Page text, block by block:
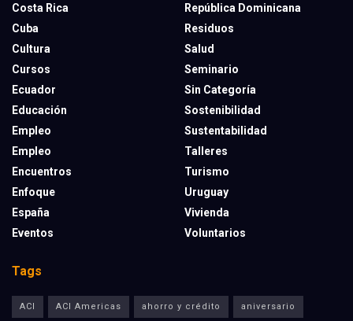
Costa Rica
Cuba
Cultura
Cursos
Ecuador
Educación
Empleo
Empleo
Encuentros
Enfoque
España
Eventos
República Dominicana
Residuos
Salud
Seminario
Sin Categoría
Sostenibilidad
Sustentabilidad
Talleres
Turismo
Uruguay
Vivienda
Voluntarios
Tags
ACI ACI Americas ahorro y crédito aniversario